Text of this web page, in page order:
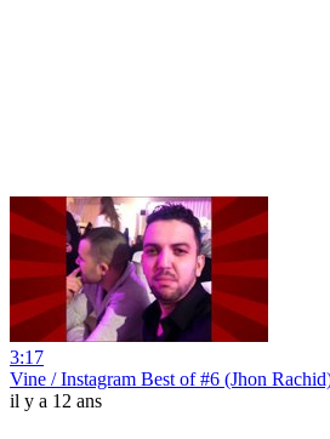
3:17
Vine / Instagram Best of #6 (Jhon
il y a 12 ans